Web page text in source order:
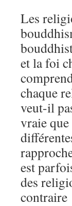
Les
et la foi
chaque
veut-il
vraie
est
des
contraire